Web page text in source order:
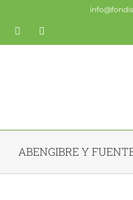
Correo
ABENGIBRE Y